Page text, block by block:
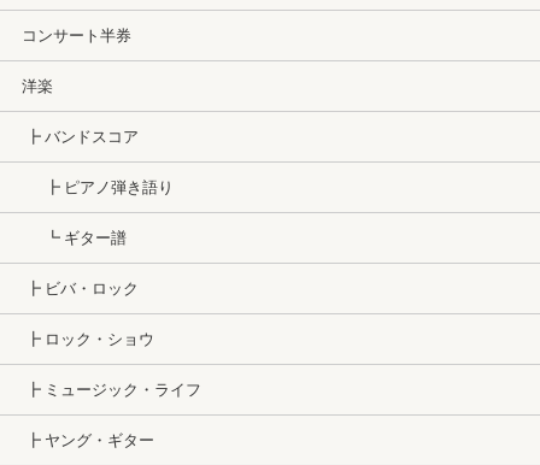
コンサート半券
洋楽
┣ バンドスコア
┣ ピアノ弾き語り
┗ ギター譜
┣ ビバ・ロック
┣ ロック・ショウ
┣ ミュージック・ライフ
┣ ヤング・ギター